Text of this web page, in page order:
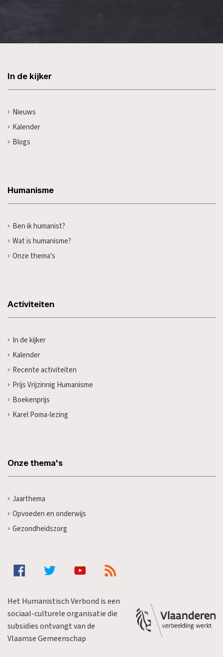
In de kijker
Nieuws
Kalender
Blogs
Humanisme
Ben ik humanist?
Wat is humanisme?
Onze thema's
Activiteiten
In de kijker
Kalender
Recente activiteiten
Prijs Vrijzinnig Humanisme
Boekenprijs
Karel Poma-lezing
Onze thema's
Jaarthema
Opvoeden en onderwijs
Gezondheidszorg
Het Humanistisch Verbond is een
sociaal-culturele organisatie die
subsidies ontvangt van de
Vlaamse Gemeenschap